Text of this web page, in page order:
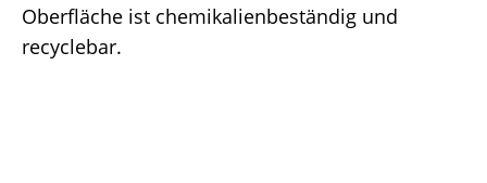
Oberfläche ist chemikalienbeständig und
recyclebar.